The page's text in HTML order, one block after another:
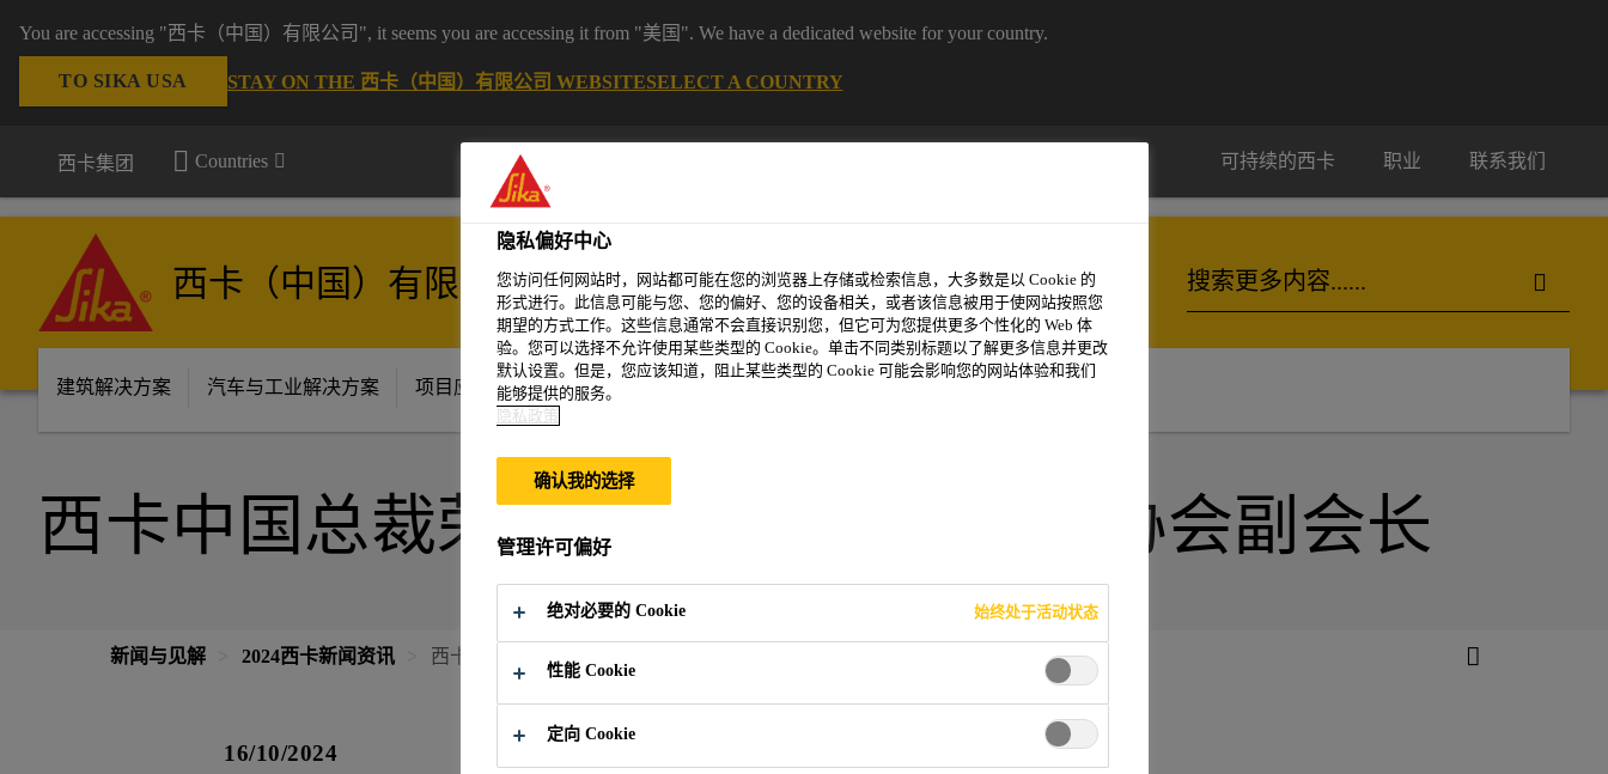
You are accessing "西卡（中国）有限公司", it seems you are accessing it from "美国". We have a dedicated website for your country.
TO SIKA USA STAY ON THE 西卡（中国）有限公司 WEBSITESELECT A COUNTRY
西卡集团 Countries 可持续的西卡 职业 联系我们
西卡（中国）有限公司
建筑解决方案 汽车与工业解决方案 项目应用场景 精选案例
西卡中国总裁荣任中国外商投资企业协会副会长
新闻与见解 2024西卡新闻资讯 西卡中国总裁荣任中国外商投资企业协会副会长
16/10/2024
隐私偏好中心
您访问任何网站时，网站都可能在您的浏览器上存储或检索信息，大多数是以 Cookie 的
形式进行。此信息可能与您、您的偏好、您的设备相关，或者该信息被用于使网站按照您
期望的方式工作。这些信息通常不会直接识别您，但它可为您提供更多个性化的 Web 体
验。您可以选择不允许使用某些类型的 Cookie。单击不同类别标题以了解更多信息并更改
默认设置。但是，您应该知道，阻止某些类型的 Cookie 可能会影响您的网站体验和我们
能够提供的服务。
隐私政策
确认我的选择
管理许可偏好
绝对必要的 Cookie 始终处于活动状态
性能 Cookie
定向 Cookie